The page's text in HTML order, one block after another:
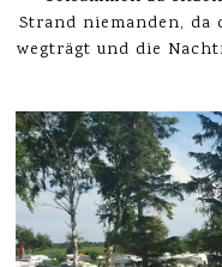
Strand niemanden, da
wegträgt und die